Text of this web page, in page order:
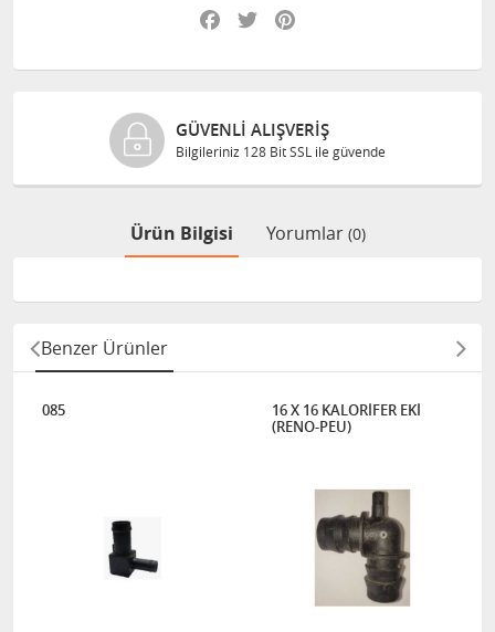
Facebook
Twitter
GÜVENLI ALIŞVERIŞ
Bilgileriniz 128 Bit SSL ile güvende
Ürün Bilgisi Yorumlar (0)
Benzer Ürünler
085
16 X 16 KALORİFER EKİ
(RENO-PEU)